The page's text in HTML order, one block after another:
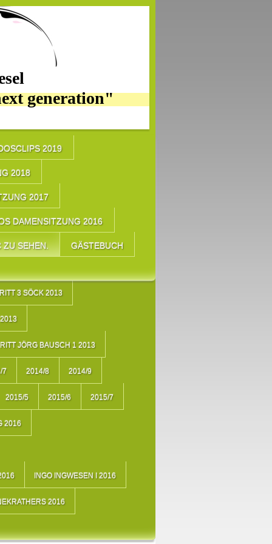
generation"
2019
2018
2017
DAMENSITZUNG 2016
ZU SEHEN. GÄSTEBUCH
3 SÖCK 2013
JÖRG BAUSCH 1 2013
7 2014/8 2014/9
2015/5 2015/6 2015/7
2016
INGO INGWESEN I 2016
2016